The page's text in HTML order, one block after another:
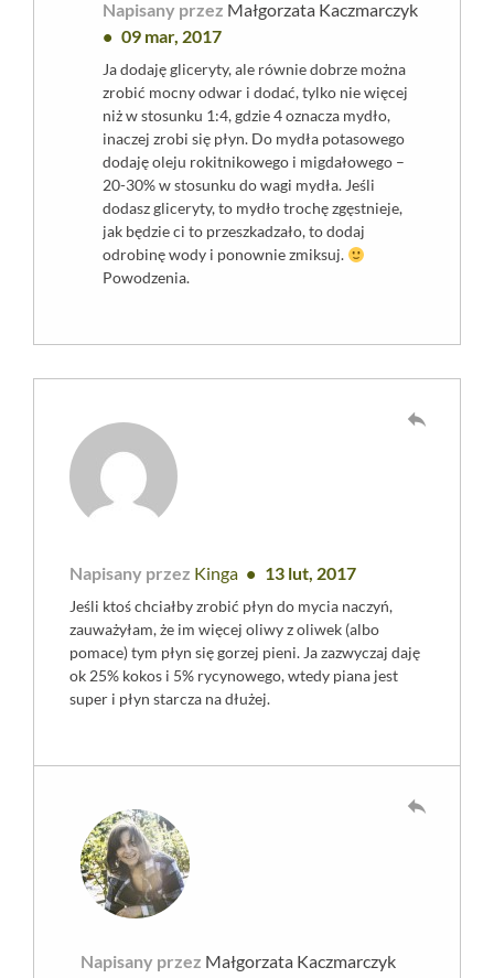
Napisany przez Małgorzata Kaczmarczyk
09 mar, 2017
Ja dodaję gliceryty, ale równie dobrze można
zrobić mocny odwar i dodać, tylko nie więcej
niż w stosunku 1:4, gdzie 4 oznacza mydło,
inaczej zrobi się płyn. Do mydła potasowego
dodaję oleju rokitnikowego i migdałowego –
20-30% w stosunku do wagi mydła. Jeśli
dodasz gliceryty, to mydło trochę zgęstnieje,
jak będzie ci to przeszkadzało, to dodaj
odrobinę wody i ponownie zmiksuj.
Powodzenia.
Napisany przez Kinga 13 lut, 2017
Jeśli ktoś chciałby zrobić płyn do mycia naczyń,
zauważyłam, że im więcej oliwy z oliwek (albo
pomace) tym płyn się gorzej pieni. Ja zazwyczaj daję
ok 25% kokos i 5% rycynowego, wtedy piana jest
super i płyn starcza na dłużej.
reply
Napisany przez Małgorzata Kaczmarczyk
reply